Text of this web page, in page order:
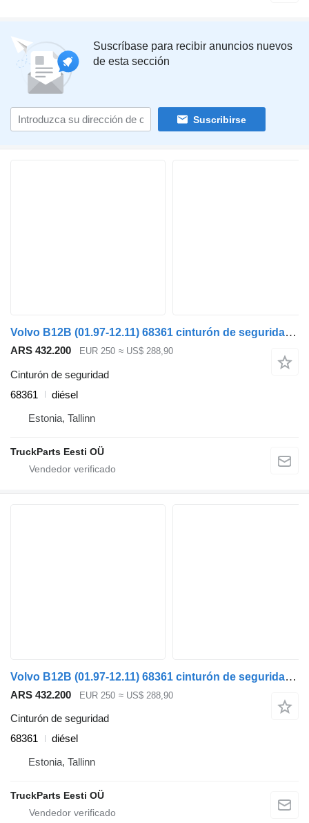
Suscríbase para recibir anuncios nuevos
de esta sección
Suscribirse
Volvo B12B (01.97-12.11) 68361 cinturón de seguridad para Volvo B6, B7, B9, B10, B12 bus (1978-2011) autobús
ARS 432.200 EUR 250 ≈ US$ 288,90
Cinturón de seguridad
68361
diésel
Estonia, Tallinn
TruckParts Eesti OÜ
Volvo B12B (01.97-12.11) 68361 cinturón de seguridad para Volvo B6, B7, B9, B10, B12 bus (1978-2011) autobús
ARS 432.200 EUR 250 ≈ US$ 288,90
Cinturón de seguridad
68361
diésel
Estonia, Tallinn
TruckParts Eesti OÜ